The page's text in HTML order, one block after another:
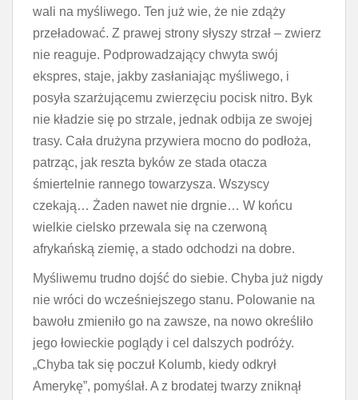
wali na myśliwego. Ten już wie, że nie zdąży
przeładować. Z prawej strony słyszy strzał – zwierz
nie reaguje. Podprowadzający chwyta swój
ekspres, staje, jakby zasłaniając myśliwego, i
posyła szarżującemu zwierzęciu pocisk nitro. Byk
nie kładzie się po strzale, jednak odbija ze swojej
trasy. Cała drużyna przywiera mocno do podłoża,
patrząc, jak reszta byków ze stada otacza
śmiertelnie rannego towarzysza. Wszyscy
czekają… Żaden nawet nie drgnie… W końcu
wielkie cielsko przewala się na czerwoną
afrykańską ziemię, a stado odchodzi na dobre.
Myśliwemu trudno dojść do siebie. Chyba już nigdy
nie wróci do wcześniejszego stanu. Polowanie na
bawołu zmieniło go na zawsze, na nowo określiło
jego łowieckie poglądy i cel dalszych podróży.
„Chyba tak się poczuł Kolumb, kiedy odkrył
Amerykę”, pomyślał. A z brodatej twarzy zniknął